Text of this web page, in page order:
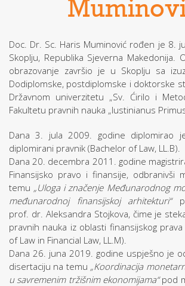
Doc. Dr. Sc. Haris Muminović rođen je 8.
Skoplju, Republika Sjeverna Makedonija.
obrazovanje završio je u Skoplju sa
Dodiplomske, postdiplomske i doktorske
Državnom univerzitetu „Sv. Ćirilo i
Fakultetu pravnih nauka „Iustinianus
Dana 3. jula 2009. godine diplomirao
diplomirani pravnik (Bachelor of Law, LL.B).
Dana 20. decembra 2011. godine
Finansijsko pravo i finansije, odbranivši
temu „Uloga i značenje Međunarodnog
međunarodnoj finansijskoj arhitekturi“
prof. dr. Aleksandra Stojkova, čime je
pravnih nauka iz oblasti finansijskog
of Law in Financial Law, LL.M).
Dana 26. juna 2019. godine uspješno je
disertaciju na temu „Koordinacija
u savremenim tržišnim ekonomijama“pod